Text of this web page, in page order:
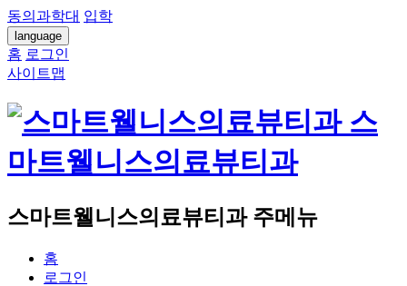
동의과학대 입학
language
홈 로그인
사이트맵
스
마트웰니스의료뷰티과
스마트웰니스의료뷰티과 주메뉴
홈
로그인